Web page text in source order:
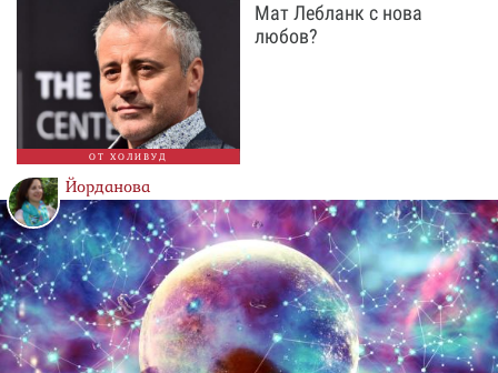
ОТ ХОЛИВУД
Мат Лебланк с нова
любов?
Йорданова